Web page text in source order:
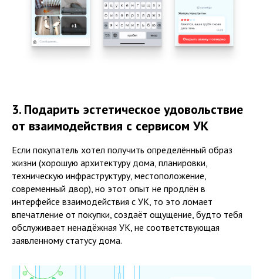
3. Подарить эстетическое удовольствие
от взаимодействия с сервисом УК
Если покупатель хотел получить определённый образ
жизни (хорошую архитектуру дома, планировки,
техническую инфраструктуру, местоположение,
современный двор), но этот опыт не продлён в
интерфейсе взаимодействия с УК, то это ломает
впечатление от покупки, создаёт ощущение, будто тебя
обслуживает ненадёжная УК, не соответствующая
заявленному статусу дома.